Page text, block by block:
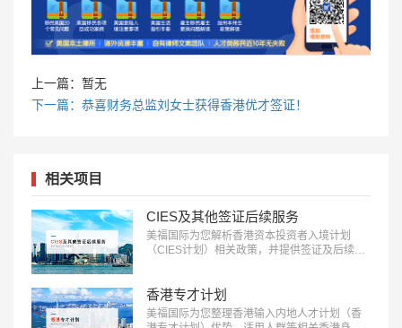
上一篇：暂无
下一篇：恭喜财务总监刘女士获得香港优才签证！
相关项目
CIES及其他签证后续服务
美福国际为您解析香港资本投资者入境计划
（CIES计划）相关政策，并提供签证及后续服
香港专才计划
美福国际为您整理香港输入内地人才计划（香